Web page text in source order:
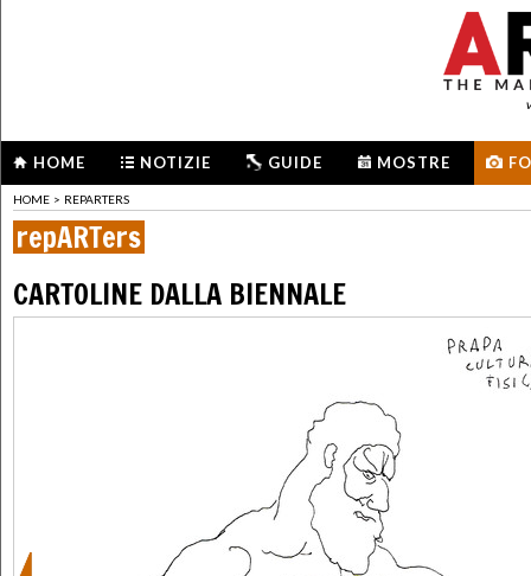
HOME NOTIZIE GUIDE MOSTRE
HOME > REPARTERS
repARTers
CARTOLINE DALLA BIENNALE